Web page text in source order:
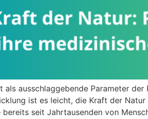
ausschlaggebende Parameter
ist es leicht, die Kraft der
seit Jahrtausenden von